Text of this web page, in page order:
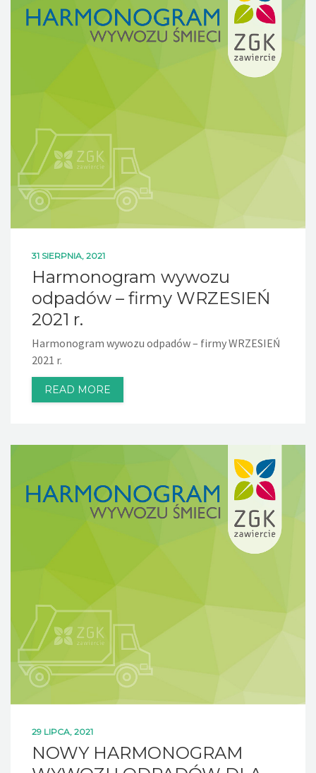
31 SIERPNIA, 2021
Harmonogram wywozu
odpadów – firmy WRZESIEŃ
2021 r.
Harmonogram wywozu odpadów – firmy WRZESIEŃ
2021 r.
READ MORE
29 LIPCA, 2021
NOWY HARMONOGRAM